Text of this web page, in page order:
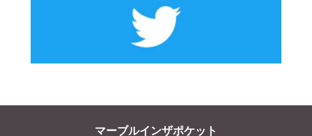
マーブルインザポケット